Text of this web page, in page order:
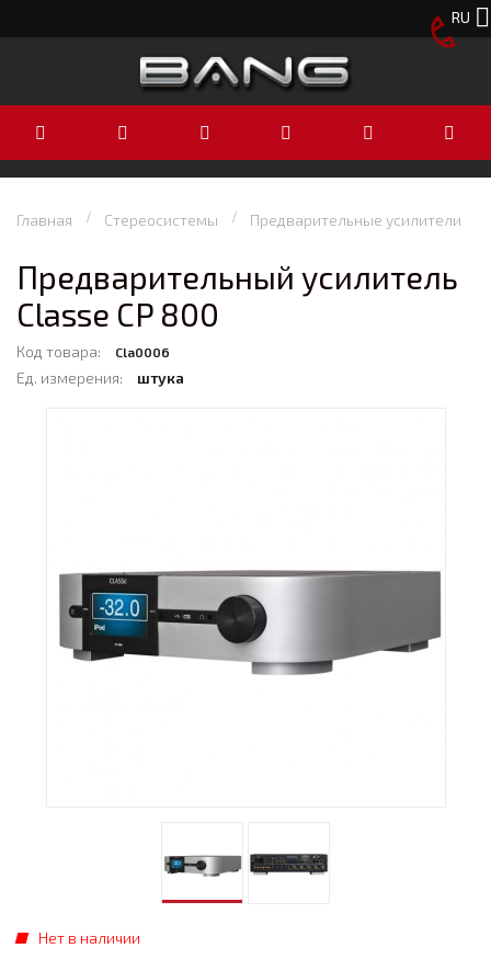
RU
Главная Стереосистемы Предварительные усилители
Предварительный усилитель
Classe CP 800
Код товара: Cla0006
Ед. измерения: штука
Нет в наличии